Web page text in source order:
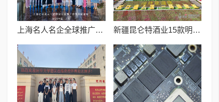
上海名人名企全球推广大会成功举办,共绘“大美中国·数字城市”新蓝图 新疆昆仑特酒业15款明星产品亮相喀交会 与50余家客商达成合作意向